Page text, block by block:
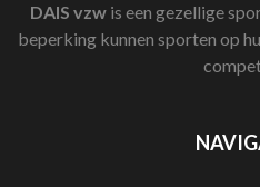
DAIS vzw is een gezellige
beperking kunnen sporten op